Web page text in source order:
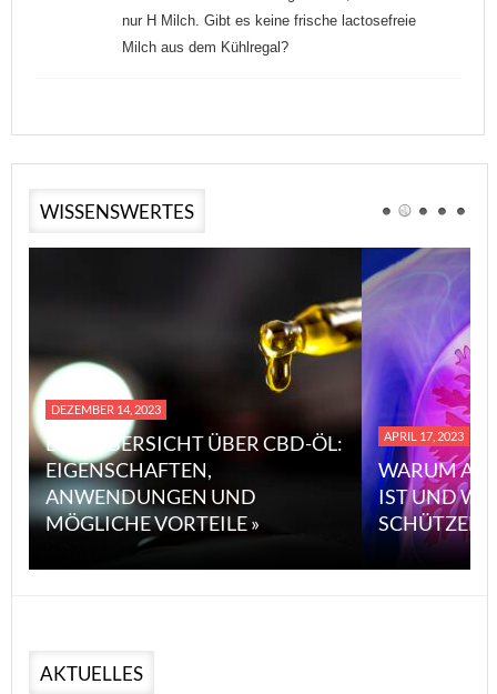
nur H Milch. Gibt es keine frische lactosefreie
Milch aus dem Kühlregal?
WISSENSWERTES
DEZEMBER 14, 2023
EINE ÜBERSICHT ÜBER CBD-ÖL:
EIGENSCHAFTEN,
ANWENDUNGEN UND
MÖGLICHE VORTEILE »
APRIL 17, 2023
WARUM
IST UND
SCHÜTZEN
AKTUELLES